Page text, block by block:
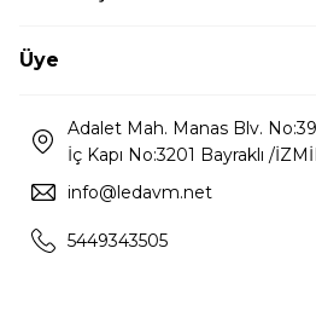
Üye
Adalet Mah. Manas Blv.
İç Kapı No:3201 Bayraklı /
info@ledavm.net
5449343505